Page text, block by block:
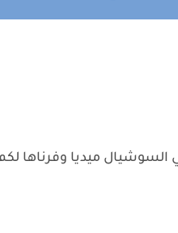
ميديا وفرناها